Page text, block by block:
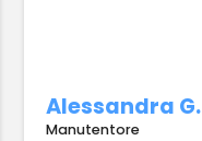
Alessandra G.
Manutentore